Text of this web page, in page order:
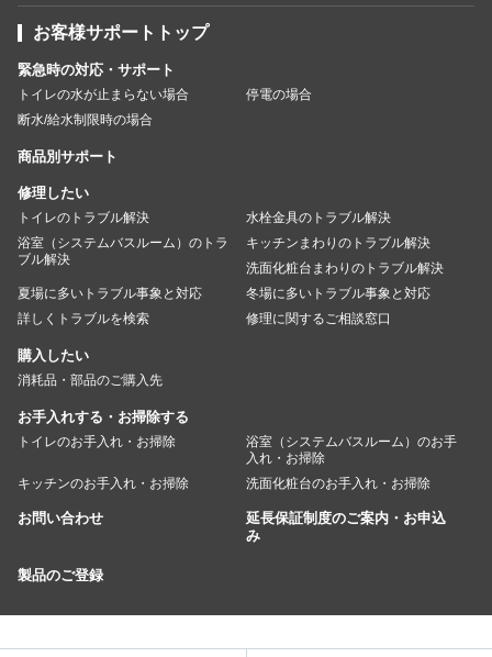
お客様サポートトップ
緊急時の対応・サポート
トイレの水が止まらない場合
停電の場合
断水/給水制限時の場合
商品別サポート
修理したい
トイレのトラブル解決
水栓金具のトラブル解決
浴室（システムバスルーム）のトラ
ブル解決
キッチンまわりのトラブル解決
洗面化粧台まわりのトラブル解決
夏場に多いトラブル事象と対応
冬場に多いトラブル事象と対応
詳しくトラブルを検索
修理に関するご相談窓口
購入したい
消耗品・部品のご購入先
お手入れする・お掃除する
トイレのお手入れ・お掃除
浴室（システムバスルーム）のお手
入れ・お掃除
キッチンのお手入れ・お掃除
洗面化粧台のお手入れ・お掃除
お問い合わせ
延長保証制度のご案内・お申込
み
製品のご登録